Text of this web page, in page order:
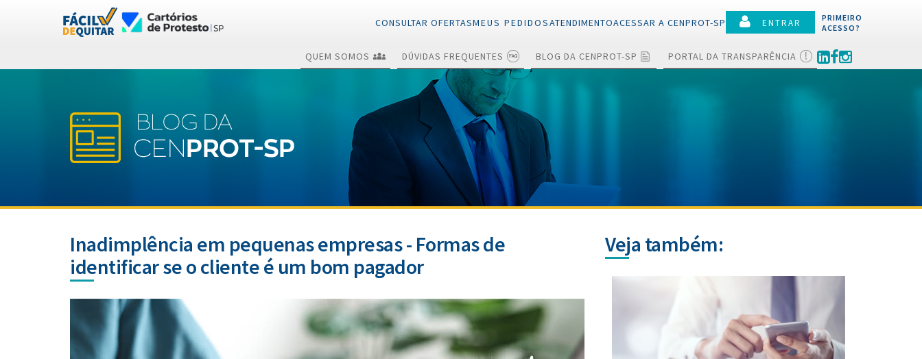
CONSULTAR OFERTASMEUS PEDIDOS
Renegociações e
Quitações
Cancelamentos
ATENDIMENTOACESSAR A CENPROT-SP ENTRAR
PRIMEIRO
ACESSO?
QUEM SOMOS DÚVIDAS FREQUENTES BLOG DA CENPROT-SP PORTAL DA TRANSPARÊNCIA
Inadimplência em pequenas empresas - Formas de
identificar se o cliente é um bom pagador
Veja também: